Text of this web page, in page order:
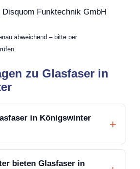
Disquom Funktechnik GmbH
abweichend – bitte per
zu Glasfaser in
in Königswinter
bieten Glasfaser in